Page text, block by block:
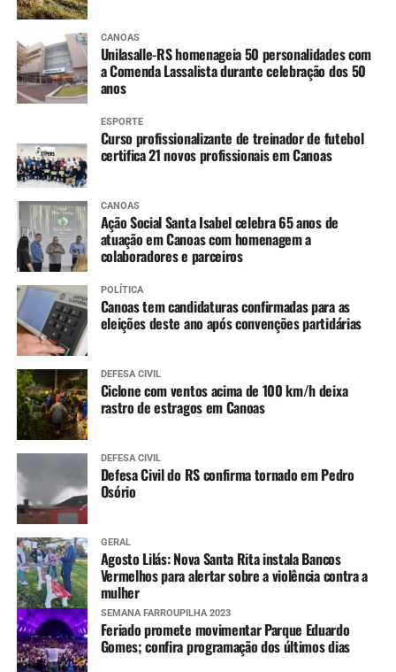
CANOAS
Unilasalle-RS homenageia 50 personalidades com
a Comenda Lassalista durante celebração dos 50
anos
ESPORTE
Curso profissionalizante de treinador de futebol
certifica 21 novos profissionais em Canoas
CANOAS
Ação Social Santa Isabel celebra 65 anos de
atuação em Canoas com homenagem a
colaboradores e parceiros
POLÍTICA
Canoas tem candidaturas confirmadas para as
eleições deste ano após convenções partidárias
DEFESA CIVIL
Ciclone com ventos acima de 100 km/h deixa
rastro de estragos em Canoas
DEFESA CIVIL
Defesa Civil do RS confirma tornado em Pedro
Osório
GERAL
Agosto Lilás: Nova Santa Rita instala Bancos
Vermelhos para alertar sobre a violência contra a
mulher
SEMANA FARROUPILHA 2023
Feriado promete movimentar Parque Eduardo
Gomes; confira programação dos últimos dias